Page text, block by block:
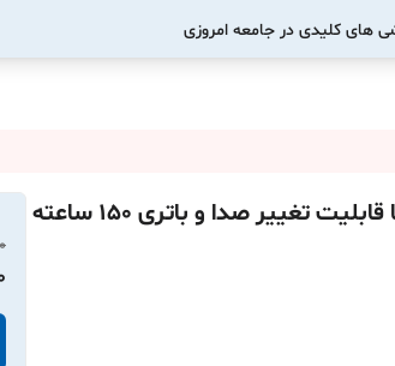
های کلیدی در جامعه امروزی
هدست گردنی OAK-N95 با قابلیت تغییر صدا و باتری 150 ساعته